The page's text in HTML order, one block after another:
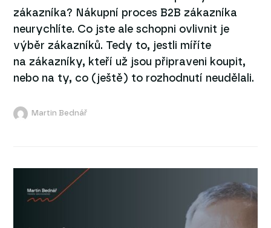
zákazníka? Nákupní proces B2B zákazníka
neurychlíte. Co jste ale schopni ovlivnit je
výběr zákazníků. Tedy to, jestli míříte
na zákazníky, kteří už jsou připraveni koupit,
nebo na ty, co (ještě) to rozhodnutí neudělali.
Martin Bednář